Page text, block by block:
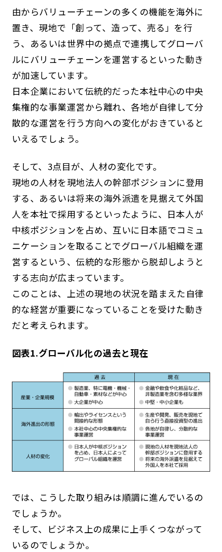
由からバリューチェーンの多くの機能を海外に
置き、現地で「創って、造って、売る」を行
う、あるいは世界中の拠点で連携してグローバ
ルにバリューチェーンを運営するといった動き
が加速しています。
日本企業において伝統的だった本社中心の中央
集権的な事業運営から離れ、各地が自律して分
散的な運営を行う方向への変化がおきていると
いえるでしょう。
そして、3点目が、人材の変化です。
現地の人材を現地法人の幹部ポジションに登用
する、あるいは将来の海外派遣を見据えて外国
人を本社で採用するといったように、日本人が
中核ポジションを占め、互いに日本語でコミュ
ニケーションを取ることでグローバル組織を運
営するという、伝統的な形態から脱却しようと
する志向が広まっています。
このことは、上述の現地の状況を踏まえた自律
的な経営が重要になっていることを受けた動き
だと考えられます。
図表1.グローバル化の過去と現在
では、こうした取り組みは順調に進んでいるの
でしょうか。
そして、ビジネス上の成果に上手くつながって
いるのでしょうか。